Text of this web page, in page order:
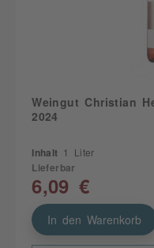
Weingut Christian
2024
Inhalt 1 Liter
Lieferbar
6,09 €
In den Warenkorb